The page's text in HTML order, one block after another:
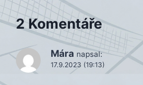
2 Komentáře
Mára napsal:
17.9.2023 (19:13)